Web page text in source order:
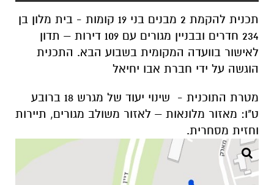
תכנית להקמת 2 מבנים בני 19 קומות - בית מלון בן
234 חדרים ובבניין מגורים עם 109 דירות – תדון
לאישור בוועדה המקומית בשבוע הבא. התכנית
הוגשה על ידי חברת אבו יחיאל
מטרת התוכנית - שינוי יעוד של מגרש 18 ברובע
ט"ו: מאזור מלונאות – לאזור משולב מגורים, תיירות
וחזית מסחרית.